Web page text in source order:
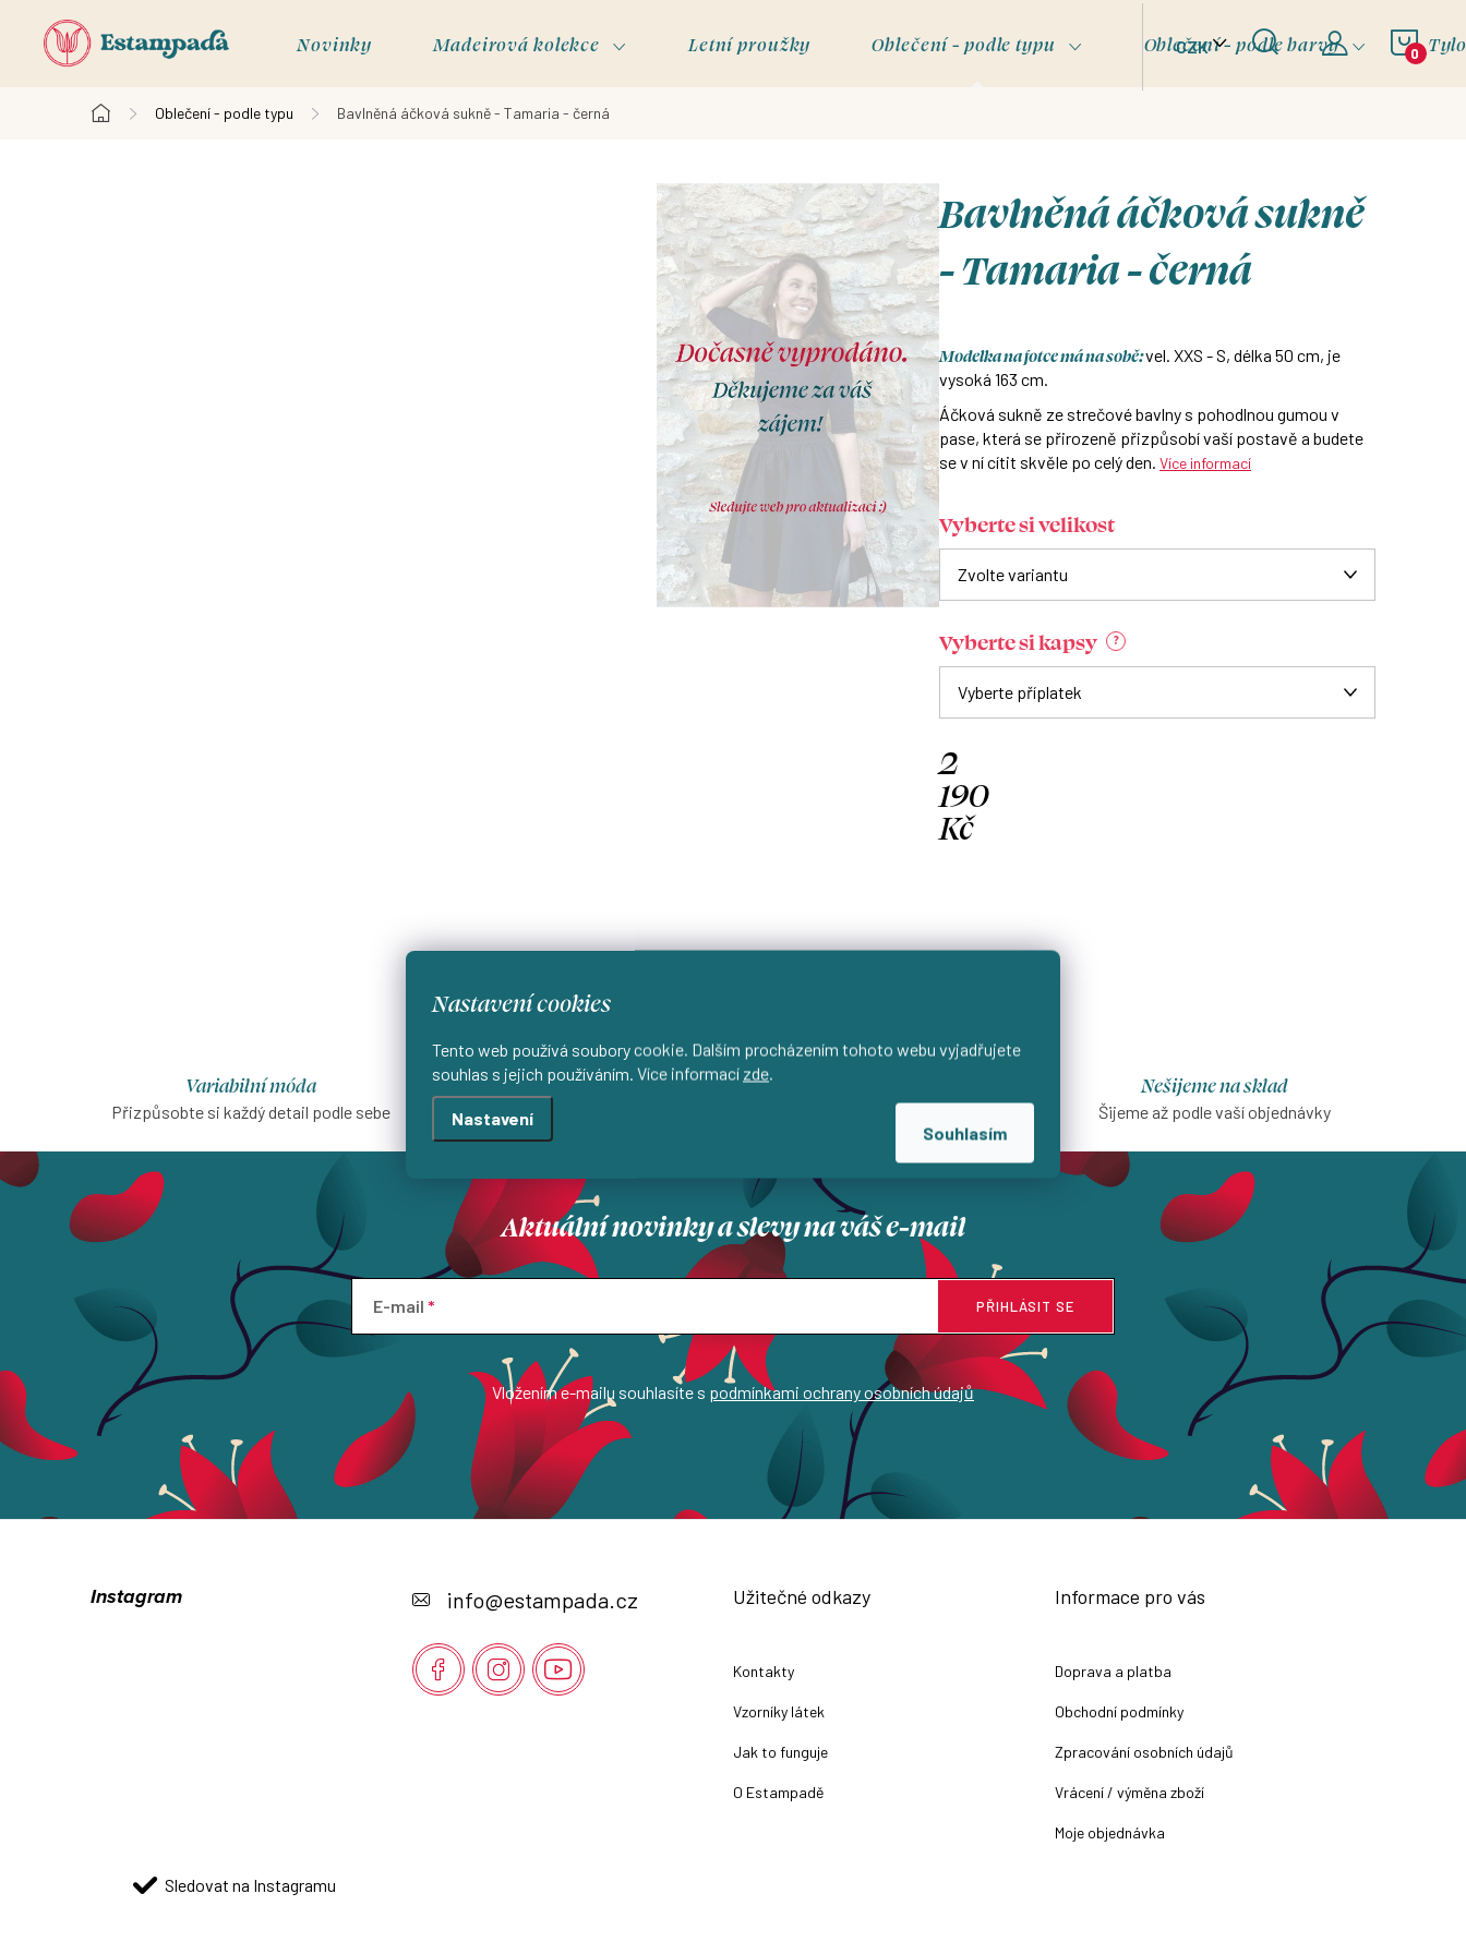
Nastavení cookies
Tento web používá soubory cookie. Dalším procházením tohoto webu vyjadřujete
souhlas s jejich používáním. Více informací zde.
Nastavení
Souhlasím
CZK
Novinky Madeirová kolekce Letní proužky Oblečení - podle typu Oblečení - podle barvy
Domů
Oblečení - podle typu Bavlněná áčková sukně - Tamaria - černá
Bavlněná áčková sukně
- Tamaria - černá
Modelka na fotce má na sobě:vel. XXS - S, délka 50 cm, je
vysoká 163 cm.
Áčková sukně ze strečové bavlny s pohodlnou gumou v
pase, která se přirozeně přizpůsobí vaší postavě a budete
se v ní cítit skvěle po celý den. Více informací
Vyberte si velikost
Vyberte si kapsy ?
2
190
Kč
Variabilní móda
Přizpůsobte si každý detail podle sebe
Lokální výroba
Šijeme lokálně s důrazem na kvalitu
Materiály, které si zamilujete na první
Nešijeme na sklad
Šijeme až podle vaší objednávky
Aktuální novinky a slevy na váš e-mail
E-mail
Vložením e-mailu souhlasíte s podmínkami ochrany osobních údajů
PŘIHLÁSIT SE
Instagram
Sledovat na Instagramu
info@estampada.cz Užitečné odkazy
Kontakty
Vzorníky látek
Jak to funguje
O Estampadě
Informace pro vás
Doprava a platba
Obchodní podmínky
Zpracování osobních údajů
Vrácení / výměna zboží
Moje objednávka